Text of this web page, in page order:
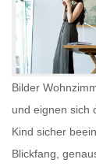
Bilder
und eignen sich
Kind sicher
Blickfang,